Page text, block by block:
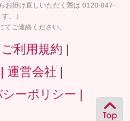
お掛け直しいただく際は 0120-847-
。）
てご連絡ください。
ご利用規約 |
運営会社 |
ーポリシー |